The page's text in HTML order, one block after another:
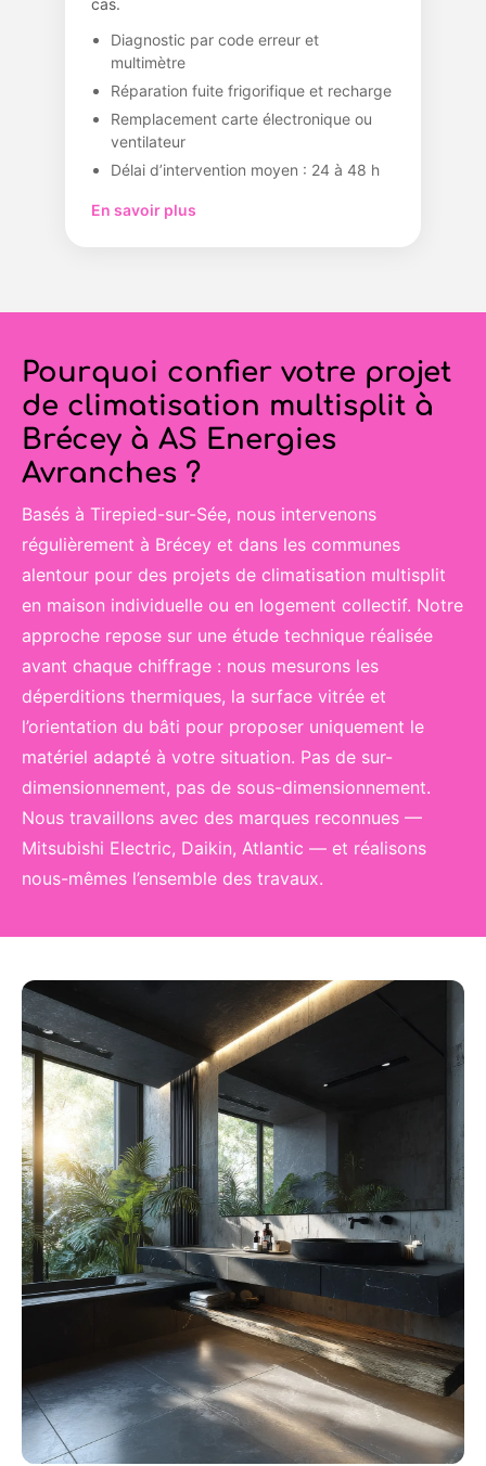
cas.
Diagnostic par code erreur et
multimètre
Réparation fuite frigorifique et recharge
Remplacement carte électronique ou
ventilateur
Délai d’intervention moyen : 24 à 48 h
En savoir plus
Pourquoi confier votre projet
de climatisation multisplit à
Brécey à AS Energies
Avranches ?
Basés à Tirepied-sur-Sée, nous intervenons
régulièrement à Brécey et dans les communes
alentour pour des projets de climatisation multisplit
en maison individuelle ou en logement collectif. Notre
approche repose sur une étude technique réalisée
avant chaque chiffrage : nous mesurons les
déperditions thermiques, la surface vitrée et
l’orientation du bâti pour proposer uniquement le
matériel adapté à votre situation. Pas de sur-
dimensionnement, pas de sous-dimensionnement.
Nous travaillons avec des marques reconnues —
Mitsubishi Electric, Daikin, Atlantic — et réalisons
nous-mêmes l’ensemble des travaux.